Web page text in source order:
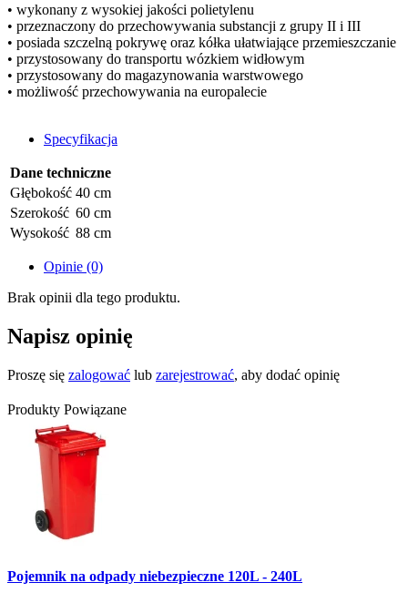
• wykonany z wysokiej jakości polietylenu
• przeznaczony do przechowywania substancji z grupy II i III
• posiada szczelną pokrywę oraz kółka ułatwiające przemieszczanie
• przystosowany do transportu wózkiem widłowym
• przystosowany do magazynowania warstwowego
• możliwość przechowywania na europalecie
Specyfikacja
Dane techniczne
Głębokość 40 cm
Szerokość 60 cm
Wysokość 88 cm
Opinie (0)
Brak opinii dla tego produktu.
Napisz opinię
Proszę się zalogować lub zarejestrować, aby dodać opinię
Produkty Powiązane
Pojemnik na odpady niebezpieczne 120L - 240L